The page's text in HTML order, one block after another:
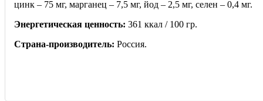
цинк – 75 мг, марганец – 7,5 мг, йод – 2,5 мг, селен – 0,4 мг.
Энергетическая ценность: 361 ккал / 100 гр.
Страна-производитель: Россия.